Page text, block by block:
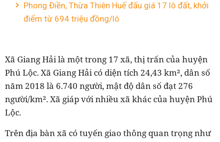
Phong Điền, Thừa Thiên Huế đấu giá 17 lô đất, khởi
điểm từ 694 triệu đồng/lô
Xã Giang Hải là một trong 17 xã, thị trấn của huyện
Phú Lộc. Xã Giang Hải có diện tích 24,43 km², dân số
năm 2018 là 6.740 người, mật độ dân số đạt 276
người/km². Xã giáp với nhiều xã khác của huyện Phú
Lộc.
Trên địa bàn xã có tuyến giao thông quan trọng như